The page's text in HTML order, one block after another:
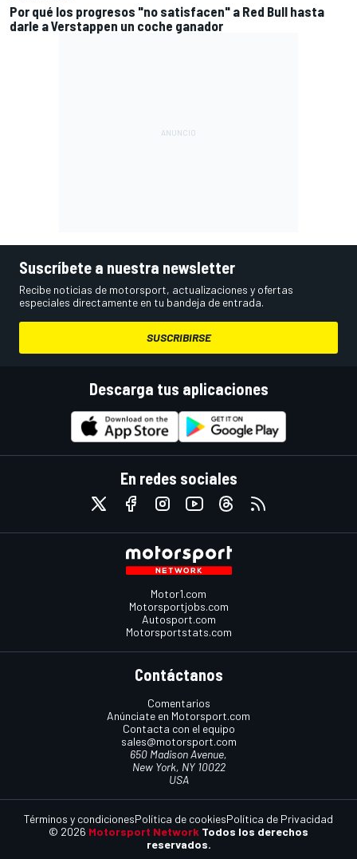
Por qué los progresos "no satisfacen" a Red Bull hasta
darle a Verstappen un coche ganador
Suscríbete a nuestra newsletter
Recibe noticias de motorsport, actualizaciones y ofertas
especiales directamente en tu bandeja de entrada.
SUSCRIBIRSE
Descarga tus aplicaciones
En redes sociales
Motor1.com
Motorsportjobs.com
Autosport.com
Motorsportstats.com
Contáctanos
Comentarios
Anúnciate en Motorsport.com
Contacta con el equipo
sales@motorsport.com
650 Madison Avenue,
New York, NY 10022
USA
© 2026 Motorsport Network Todos los derechos
reservados.
Términos y condicionesPolítica de cookiesPolítica de Privacidad